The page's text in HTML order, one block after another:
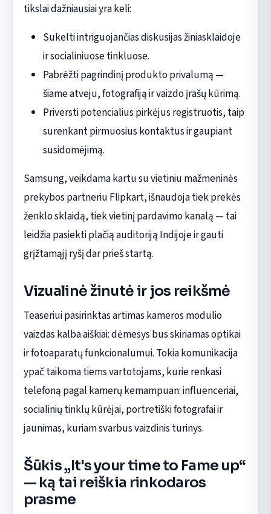
tikslai dažniausiai yra keli:
Sukelti intriguojančias diskusijas žiniasklaidoje
ir socialiniuose tinkluose.
Pabrėžti pagrindinį produkto privalumą —
šiame atveju, fotografiją ir vaizdo įrašų kūrimą.
Priversti potencialius pirkėjus registruotis, taip
surenkant pirmuosius kontaktus ir gaupiant
susidomėjimą.
Samsung, veikdama kartu su vietiniu mažmeninės
prekybos partneriu Flipkart, išnaudoja tiek prekės
ženklo sklaidą, tiek vietinį pardavimo kanalą — tai
leidžia pasiekti plačią auditoriją Indijoje ir gauti
grįžtamąjį ryšį dar prieš startą.
Vizualinė žinutė ir jos reikšmė
Teaseriui pasirinktas artimas kameros modulio
vaizdas kalba aiškiai: dėmesys bus skiriamas optikai
ir fotoaparatų funkcionalumui. Tokia komunikacija
ypač taikoma tiems vartotojams, kurie renkasi
telefoną pagal kamerų kemampuan: influenceriai,
socialinių tinklų kūrėjai, portretiški fotografai ir
jaunimas, kuriam svarbus vaizdinis turinys.
Šūkis „It's your time to Fame up“
— ką tai reiškia rinkodaros
prasme